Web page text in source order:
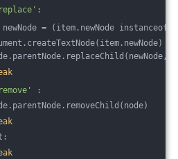
:
newNode = (item.newNode
: